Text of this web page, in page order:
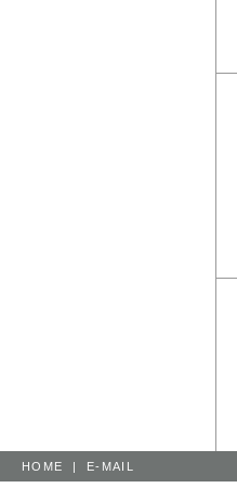
HOME | E-MAIL